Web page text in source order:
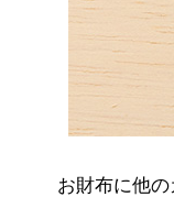
お財布に他